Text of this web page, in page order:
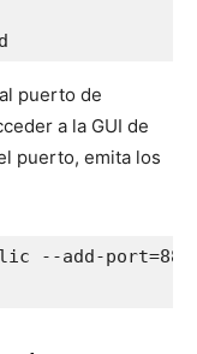
puerto de
a la GUI de
puerto, emita los
--add-